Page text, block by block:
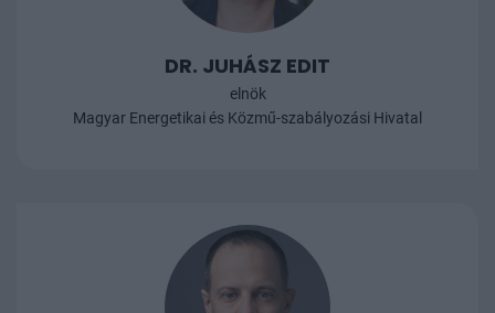
DR. JUHÁSZ EDIT
elnök
Magyar Energetikai és Közmű-szabályozási Hivatal